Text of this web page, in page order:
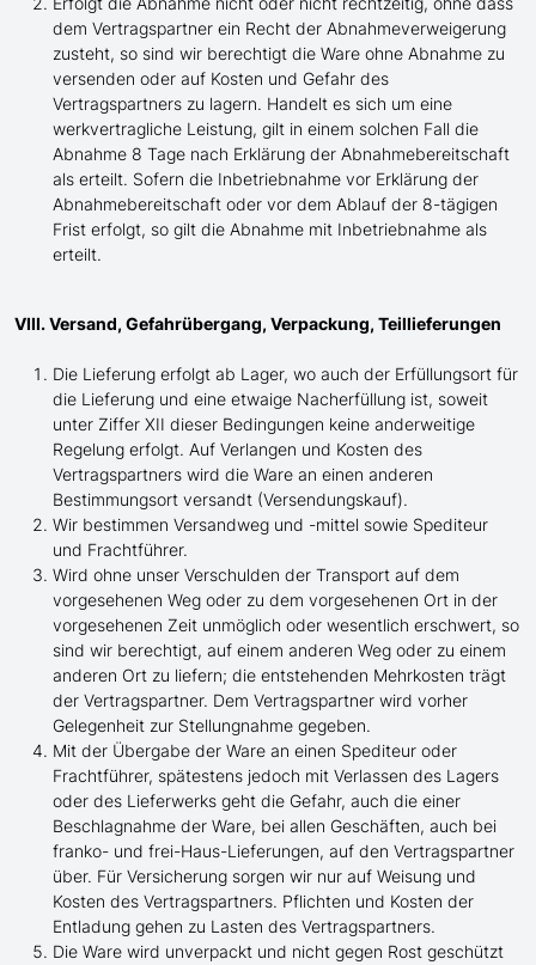
dem Vertragspartner ein Recht der Abnahmeverweigerung
zusteht, so sind wir berechtigt die Ware ohne Abnahme zu
versenden oder auf Kosten und Gefahr des
Vertragspartners zu lagern. Handelt es sich um eine
werkvertragliche Leistung, gilt in einem solchen Fall die
Abnahme 8 Tage nach Erklärung der Abnahmebereitschaft
als erteilt. Sofern die Inbetriebnahme vor Erklärung der
Abnahmebereitschaft oder vor dem Ablauf der 8-tägigen
Frist erfolgt, so gilt die Abnahme mit Inbetriebnahme als
erteilt.
VIII. Versand, Gefahrübergang, Verpackung, Teillieferungen
Die Lieferung erfolgt ab Lager, wo auch der Erfüllungsort für
die Lieferung und eine etwaige Nacherfüllung ist, soweit
unter Ziffer XII dieser Bedingungen keine anderweitige
Regelung erfolgt. Auf Verlangen und Kosten des
Vertragspartners wird die Ware an einen anderen
Bestimmungsort versandt (Versendungskauf).
Wir bestimmen Versandweg und -mittel sowie Spediteur
und Frachtführer.
Wird ohne unser Verschulden der Transport auf dem
vorgesehenen Weg oder zu dem vorgesehenen Ort in der
vorgesehenen Zeit unmöglich oder wesentlich erschwert, so
sind wir berechtigt, auf einem anderen Weg oder zu einem
anderen Ort zu liefern; die entstehenden Mehrkosten trägt
der Vertragspartner. Dem Vertragspartner wird vorher
Gelegenheit zur Stellungnahme gegeben.
Mit der Übergabe der Ware an einen Spediteur oder
Frachtführer, spätestens jedoch mit Verlassen des Lagers
oder des Lieferwerks geht die Gefahr, auch die einer
Beschlagnahme der Ware, bei allen Geschäften, auch bei
franko- und frei-Haus-Lieferungen, auf den Vertragspartner
über. Für Versicherung sorgen wir nur auf Weisung und
Kosten des Vertragspartners. Pflichten und Kosten der
Entladung gehen zu Lasten des Vertragspartners.
Die Ware wird unverpackt und nicht gegen Rost geschützt